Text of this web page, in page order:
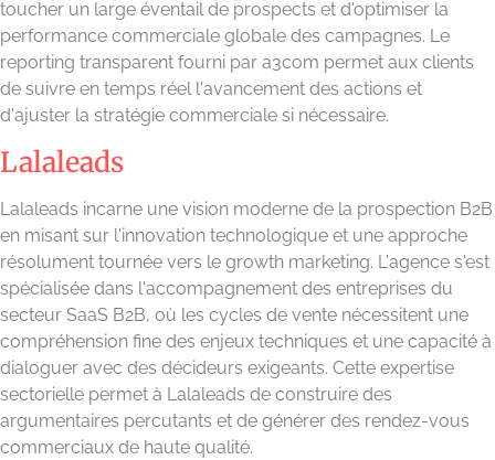
toucher un large éventail de prospects et d'optimiser la
performance commerciale globale des campagnes. Le
reporting transparent fourni par a3com permet aux clients
de suivre en temps réel l'avancement des actions et
d'ajuster la stratégie commerciale si nécessaire.
Lalaleads
Lalaleads incarne une vision moderne de la prospection B2B
en misant sur l'innovation technologique et une approche
résolument tournée vers le growth marketing. L'agence s'est
spécialisée dans l'accompagnement des entreprises du
secteur SaaS B2B, où les cycles de vente nécessitent une
compréhension fine des enjeux techniques et une capacité à
dialoguer avec des décideurs exigeants. Cette expertise
sectorielle permet à Lalaleads de construire des
argumentaires percutants et de générer des rendez-vous
commerciaux de haute qualité.